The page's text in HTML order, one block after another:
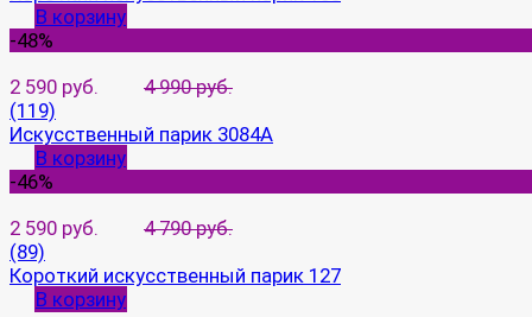
В корзину
-48%
2 590 руб.
4 990 руб.
(119)
Искусственный парик 3084A
В корзину
-46%
2 590 руб.
4 790 руб.
(89)
Короткий искусственный парик 127
В корзину